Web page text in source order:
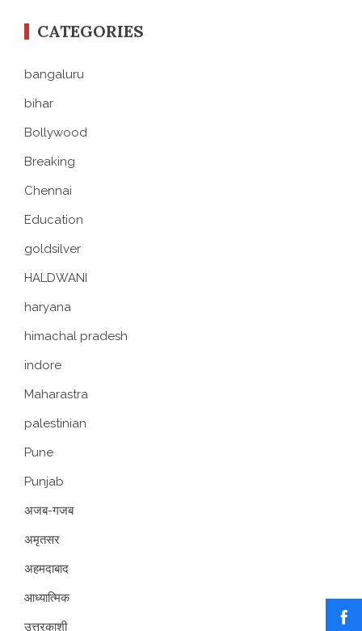
CATEGORIES
bangaluru
bihar
Bollywood
Breaking
Chennai
Education
goldsilver
HALDWANI
haryana
himachal pradesh
indore
Maharastra
palestinian
Pune
Punjab
अजब-गजब
अमृतसर
अहमदाबाद
आध्यात्मिक
उत्तरकाशी